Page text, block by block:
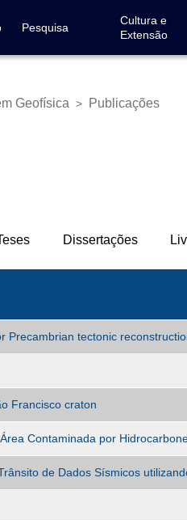
Pesquisa
Cultura e
Extensão
Geofísica > Publicações
Dissertações
Precambrian tectonic
Francisco craton
Contaminada por
de Dados Sísmicos